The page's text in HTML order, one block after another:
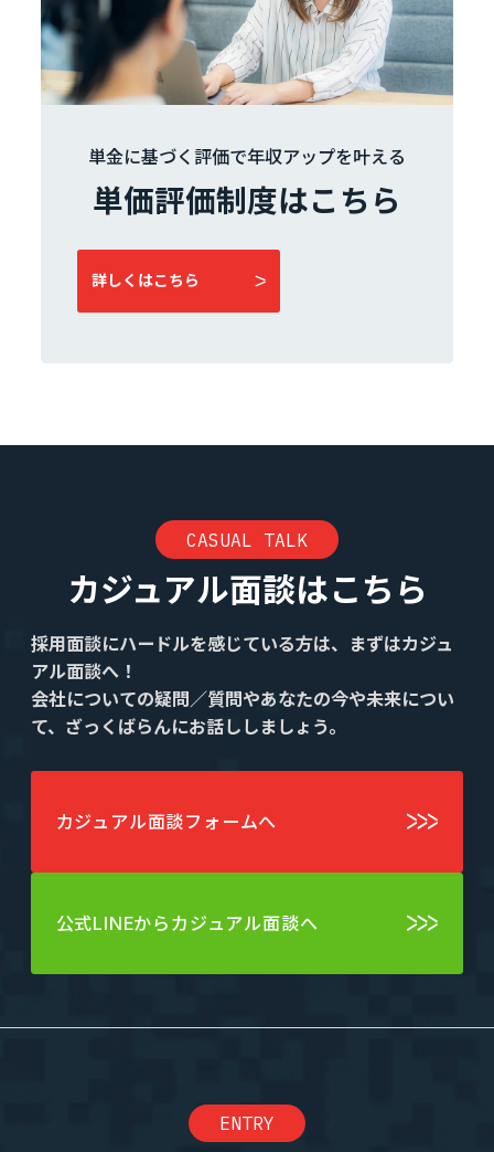
単金に基づく評価で年収アップを叶える
単価評価制度はこちら
詳しくはこちら
CASUAL TALK
カジュアル面談はこちら
採用面談にハードルを感じている方は、まずはカジュ
アル面談へ！
会社についての疑問／質問やあなたの今や未来につい
て、ざっくばらんにお話ししましょう。
カジュアル面談フォームへ
公式LINEからカジュアル面談へ
ENTRY